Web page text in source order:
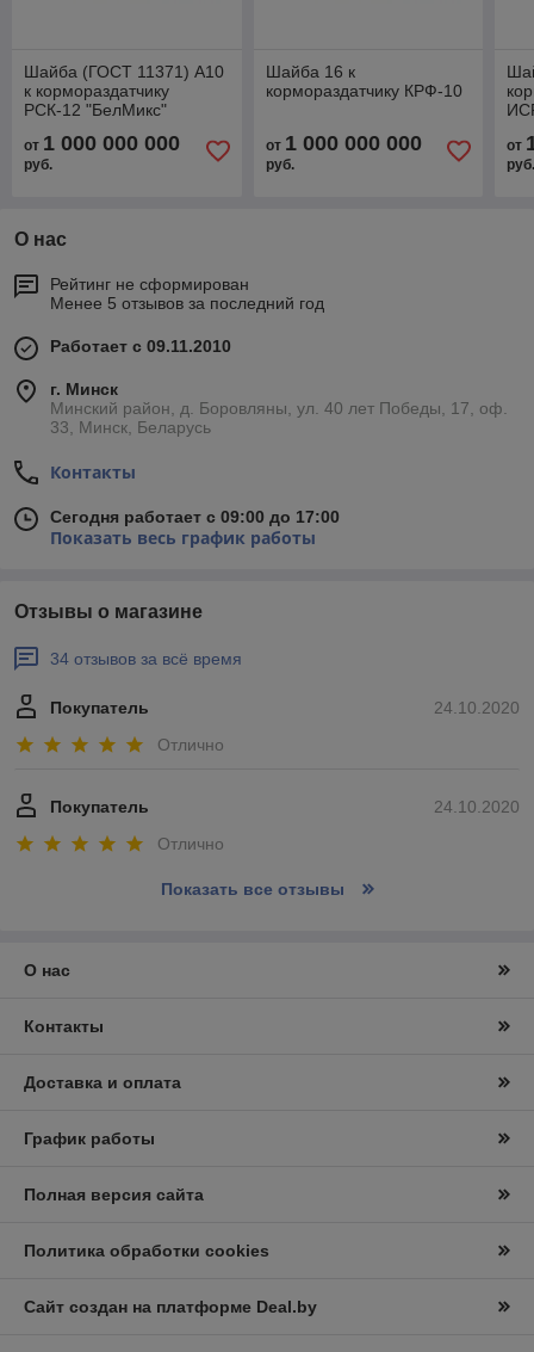
Шайба (ГОСТ 11371) А10
к кормораздатчику
РСК-12 "БелМикс"
от 1 000 000 000
руб.
Шайба 16 к
кормораздатчику КРФ-10
от 1 000 000 000
руб.
от
О нас
Рейтинг не сформирован
Менее 5 отзывов за последний год
Работает с 09.11.2010
г. Минск
Минский район, д. Боровляны, ул. 40 лет Победы, 17, оф.
33, Минск, Беларусь
Контакты
Сегодня работает с 09:00 до 17:00
Показать весь график работы
Отзывы о магазине
34 отзывов за всё время
24.10.2020
Покупатель
Отлично
24.10.2020
Покупатель
Отлично
Показать все отзывы
О нас
Контакты
Доставка и оплата
График работы
Полная версия сайта
Политика обработки cookies
Сайт создан на платформе Deal.by